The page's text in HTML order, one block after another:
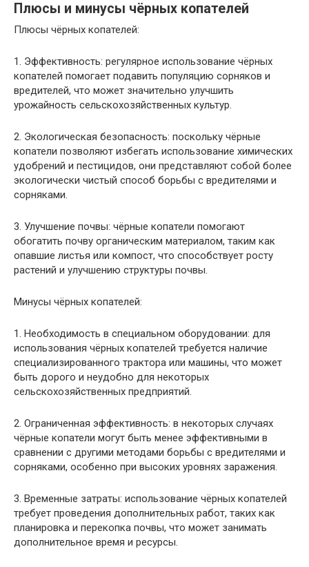
Плюсы и минусы чёрных копателей
Плюсы чёрных копателей:
1. Эффективность: регулярное использование чёрных
копателей помогает подавить популяцию сорняков и
вредителей, что может значительно улучшить
урожайность сельскохозяйственных культур.
2. Экологическая безопасность: поскольку чёрные
копатели позволяют избегать использование химических
удобрений и пестицидов, они представляют собой более
экологически чистый способ борьбы с вредителями и
сорняками.
3. Улучшение почвы: чёрные копатели помогают
обогатить почву органическим материалом, таким как
опавшие листья или компост, что способствует росту
растений и улучшению структуры почвы.
Минусы чёрных копателей:
1. Необходимость в специальном оборудовании: для
использования чёрных копателей требуется наличие
специализированного трактора или машины, что может
быть дорого и неудобно для некоторых
сельскохозяйственных предприятий.
2. Ограниченная эффективность: в некоторых случаях
чёрные копатели могут быть менее эффективными в
сравнении с другими методами борьбы с вредителями и
сорняками, особенно при высоких уровнях заражения.
3. Временные затраты: использование чёрных копателей
требует проведения дополнительных работ, таких как
планировка и перекопка почвы, что может занимать
дополнительное время и ресурсы.